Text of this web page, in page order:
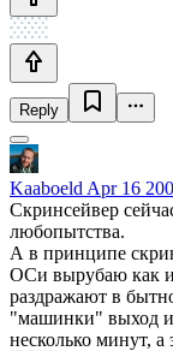
Reply
Kaaboeld Apr 16
Скринсейвер
любопытства.
А в принципе
ОСи вырубаю как и
раздражают в
"машинки" выход
несколько минут, а